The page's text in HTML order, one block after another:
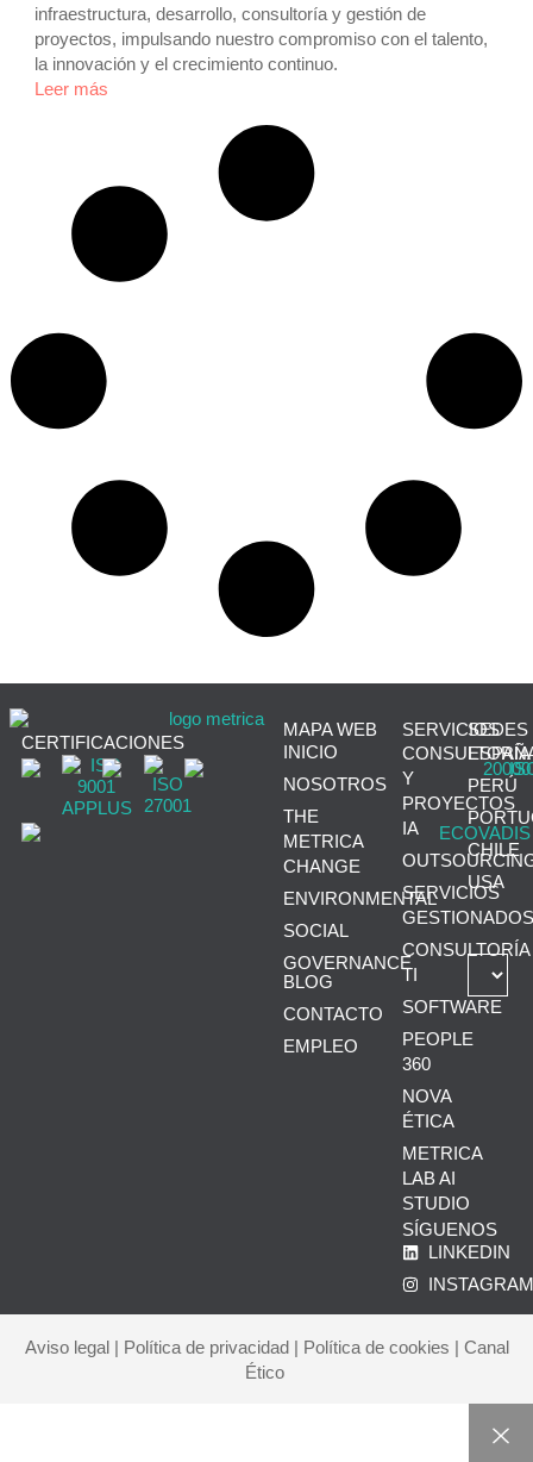
infraestructura, desarrollo, consultoría y gestión de
proyectos, impulsando nuestro compromiso con el talento,
la innovación y el crecimiento continuo.
Leer más
CERTIFICACIONES
MAPA WEB
INICIO
NOSOTROS
THE
METRICA
CHANGE
ENVIRONMENTAL
SOCIAL
GOVERNANCE
BLOG
CONTACTO
EMPLEO
SERVICIOS
CONSULTORÍA
Y
PROYECTOS
IA
SERVICIOS
GESTIONADOS
CONSULTORÍA
TI
SOFTWARE
PEOPLE
360
NOVA
ÉTICA
METRICA
LAB AI
STUDIO
SÍGUENOS
LINKEDIN
SEDES
PERÚ
CHILE
USA
Aviso legal| Política de privacidad| Política de cookies | Canal
Ético